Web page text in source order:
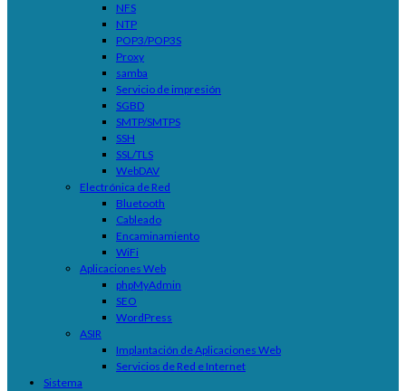
NFS
NTP
POP3/POP3S
Proxy
samba
Servicio de impresión
SGBD
SMTP/SMTPS
SSH
SSL/TLS
WebDAV
Electrónica de Red
Bluetooth
Cableado
Encaminamiento
WiFi
Aplicaciones Web
phpMyAdmin
SEO
WordPress
ASIR
Implantación de Aplicaciones Web
Servicios de Red e Internet
Sistema